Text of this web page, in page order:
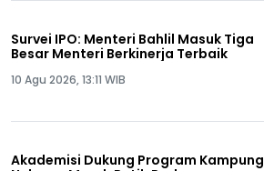
Survei IPO: Menteri Bahlil Masuk Tiga
Besar Menteri Berkinerja Terbaik
10 Agu 2026, 13:11 WIB
Akademisi Dukung Program Kampung